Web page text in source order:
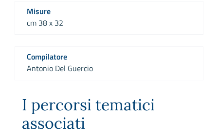
Misure
cm 38 x 32
Compilatore
Antonio Del Guercio
I percorsi tematici
associati